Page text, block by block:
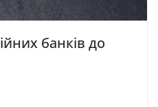
банків до